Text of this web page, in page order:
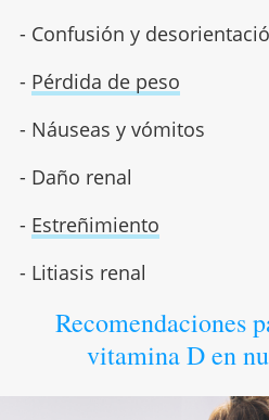
- Confusión y
- Pérdida de peso
- Náuseas y vómitos
- Daño renal
- Estreñimiento
- Litiasis renal
Recomendaciones
vitamina D en